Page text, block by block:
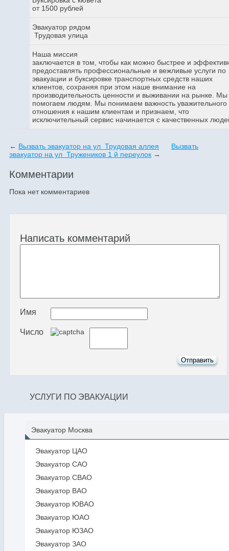
от 1500 рублей
Эвакуатор рядом
Трудовая улица
Наша миссия
заключается в том, чтобы как можно быстрее и
предоставлять профессиональные и вежливые услуги по
эвакуации и буксировке транспортных средств наших
клиентов, сохраняя при этом наше внимание на
производительность ценности и выживании на рынке. Мы
помогаем людям. Мы понимаем важность уважительного
отношения к нашим клиентам и признаем, что
исключительный сервис начинается с качественных
← Вызвать эвакуатор на ул Трудовая аллея
Вызвать
эвакуатор на ул Тружеников 1 й переулок →
Комментарии
Пока нет комментариев
Написать комментарий
Имя
Число
УСЛУГИ ПО ЭВАКУАЦИИ
Эвакуатор Москва
Эвакуатор ЦАО
Эвакуатор САО
Эвакуатор СВАО
Эвакуатор ВАО
Эвакуатор ЮВАО
Эвакуатор ЮАО
Эвакуатор ЮЗАО
Эвакуатор ЗАО